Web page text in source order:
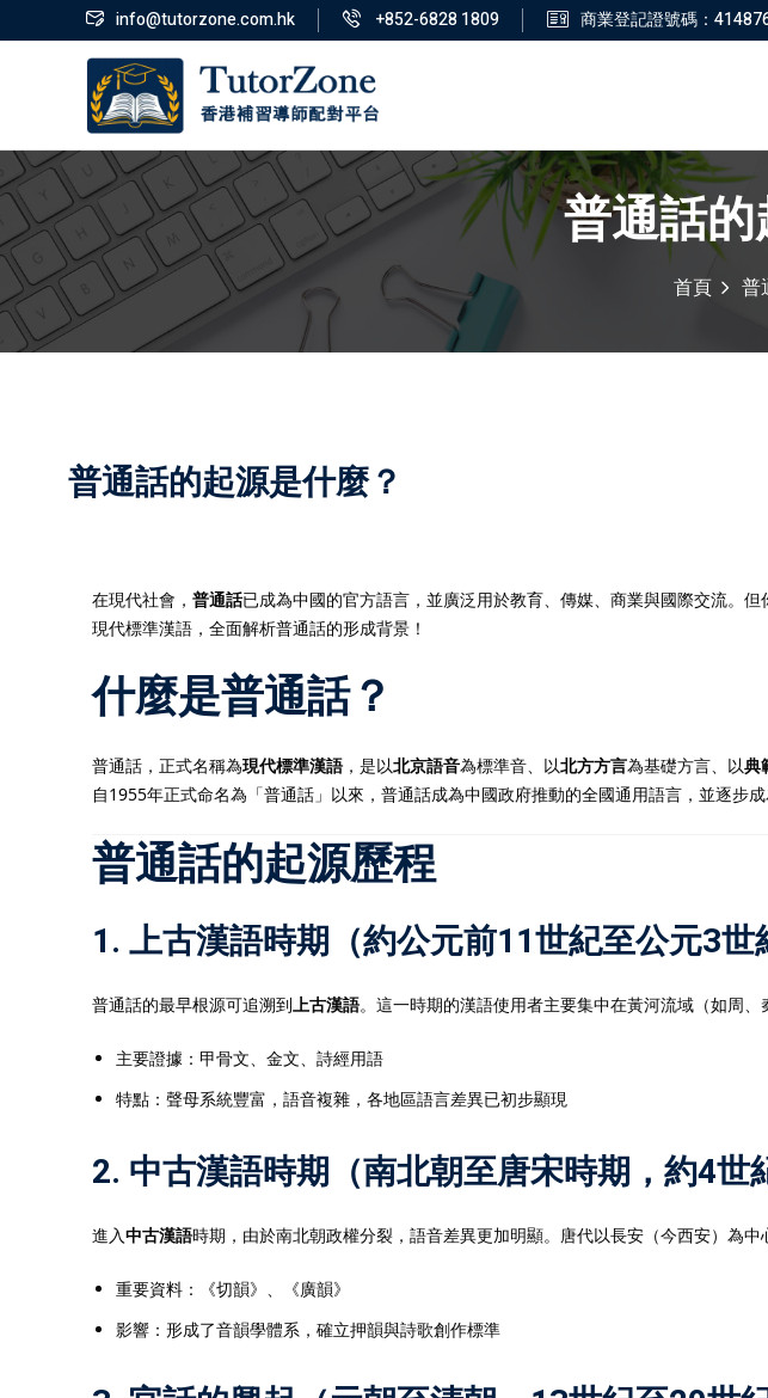
info@tutorzone.com.hk +852-6828 1809 商業登記證號碼：
普通話
首頁 普
普通話的起源是什麼？
在現代社會， 普通話已成為中國的官方語言，並廣泛用於教育、傳媒、商業與國際交流。
現代標準漢語，全面解析普通話的形成背景！
什麼是普通話？
普通話，正式名稱為現代標準漢語 ，是以北京語音為標準音、以北方方言為基礎方言、以典
自1955年正式命名為「普通話」以來，普通話成為中國政府推動的全國通用語言，並逐步
普通話的起源歷程
1. 上古漢語時期（約公元前11世紀至公元3世
普通話的最早根源可追溯到上古漢語。這一時期的漢語使用者主要集中在黃河流域（如周
主要證據：甲骨文、金文、詩經用語
特點：聲母系統豐富，語音複雜，各地區語言差異已初步顯現
2. 中古漢語時期（南北朝至唐宋時期，約4世
進入中古漢語時期，由於南北朝政權分裂，語音差異更加明顯。唐代以長安（今西安）為
重要資料：《切韻》、《廣韻》
影響：形成了音韻學體系，確立押韻與詩歌創作標準
登錄
您還